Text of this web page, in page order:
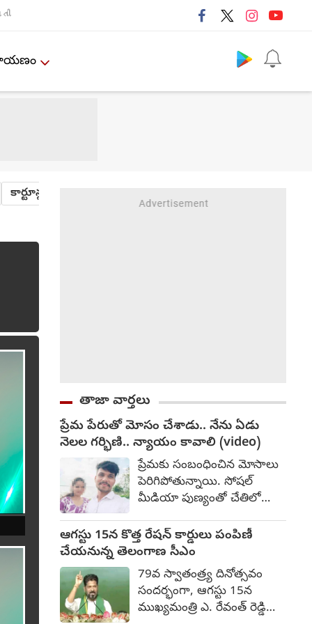
కార్టూన్లు
తాజా వార్తలు
ప్రేమ పేరుతో మోసం చేశాడు.. నేను ఏడు
నెలల గర్భిణి.. న్యాయం కావాలి (video)
ప్రేమకు సంబంధించిన మోసాలు
పెరిగిపోతున్నాయి. సోషల్
మీడియా పుణ్యంతో చేతిలో
ద్వారా సులభంగా పరిచయాలు
ఏర్పడుతున్నాయి. ఈ
పరిచయాలు కాస్త ప్రేమగా, ఆపై
మోసాలుగా మారుతున్నాయి.
తాజాగా ప్రేమ పేరుతో ప్రియుడు
మోసం చేశాడని, ఓ యువతి
ఆగస్టు 15న కొత్త రేషన్ కార్డులు పంపిణీ
చేయనున్న తెలంగాణ సీఎం
79వ స్వాతంత్ర్య దినోత్సవం
సందర్భంగా, ఆగస్టు 15న
ముఖ్యమంత్రి ఎ. రేవంత్ రెడ్డి